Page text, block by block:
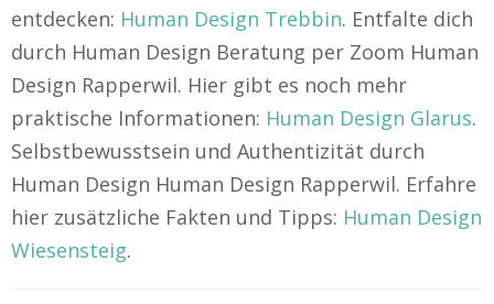
entdecken: Human Design Trebbin. Entfalte dich
durch Human Design Beratung per Zoom Human
Design Rapperwil. Hier gibt es noch mehr
praktische Informationen: Human Design Glarus.
Selbstbewusstsein und Authentizität durch
Human Design Human Design Rapperwil. Erfahre
hier zusätzliche Fakten und Tipps: Human Design
Wiesensteig.